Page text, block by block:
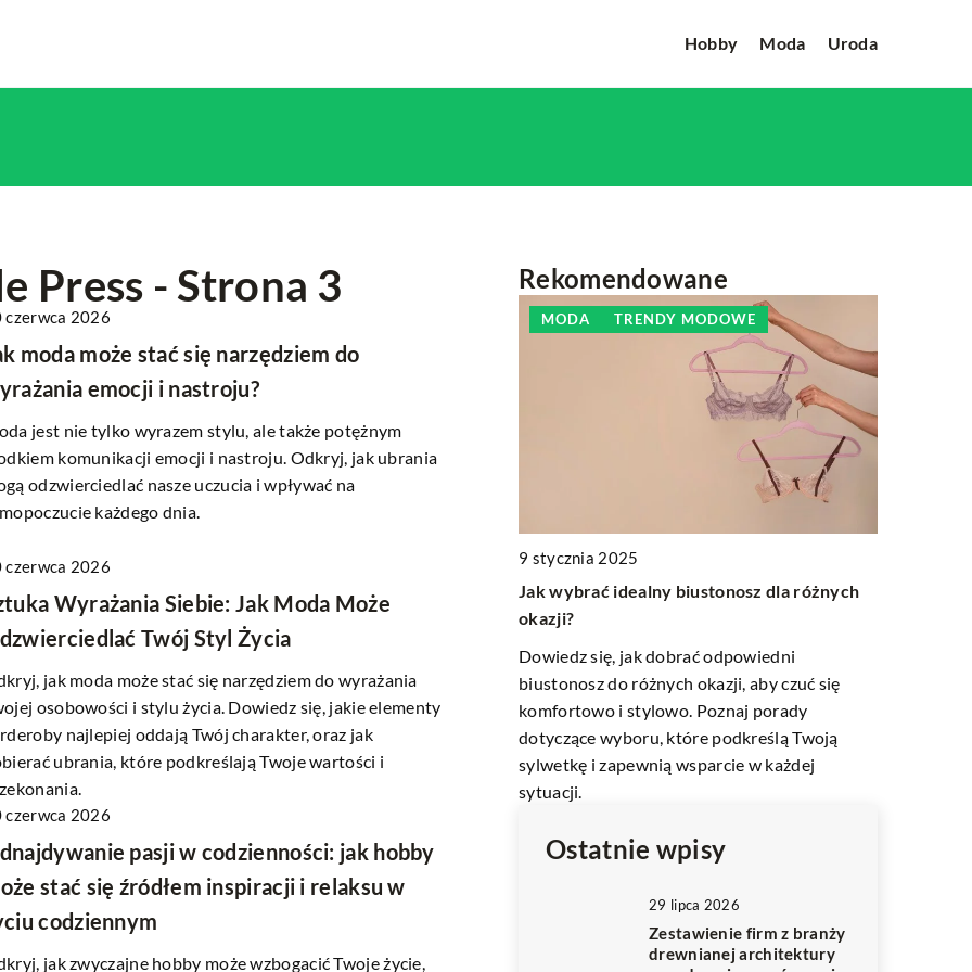
Hobby Moda Uroda
Press - Strona 3
czerwca 2026
moda może stać się narzędziem do
emocji i nastroju?
jest nie tylko wyrazem stylu, ale także potężnym
komunikacji emocji i nastroju. Odkryj, jak ubrania
odzwierciedlać nasze uczucia i wpływać na
każdego dnia.
czerwca 2026
Wyrażania Siebie: Jak Moda Może
Twój Styl Życia
jak moda może stać się narzędziem do wyrażania
osobowości i stylu życia. Dowiedz się, jakie elementy
najlepiej oddają Twój charakter, oraz jak
ubrania, które podkreślają Twoje wartości i
czerwca 2026
pasji w codzienności: jak hobby
stać się źródłem inspiracji i relaksu w
codziennym
jak zwyczajne hobby może wzbogacić Twoje życie,
Rekomendowane
na relaks i
okolicy?
pobliżu do
się, jak
na relaks
czekają na
17 maja 2024
Odkryj tajniki wyboru drzew idealnie
pasujących do twojego ogrodu. Poznaj różne
gatunki i dowiedz się, jakie warunki są
potrzebne do ich prawidłowego wzrostu.
MODA TRENDY MODOWE
9 stycznia 2025
Jak wybrać idealny biustonosz dla różnych
okazji?
Dowiedz się, jak dobrać odpowiedni
biustonosz do różnych okazji, aby czuć się
komfortowo i stylowo. Poznaj porady
dotyczące wyboru, które podkreślą Twoją
sylwetkę i zapewnią wsparcie w każdej
sytuacji.
Ostatnie wpisy
29 lipca 2026
Zestawienie firm z branży
drewnianej architektury